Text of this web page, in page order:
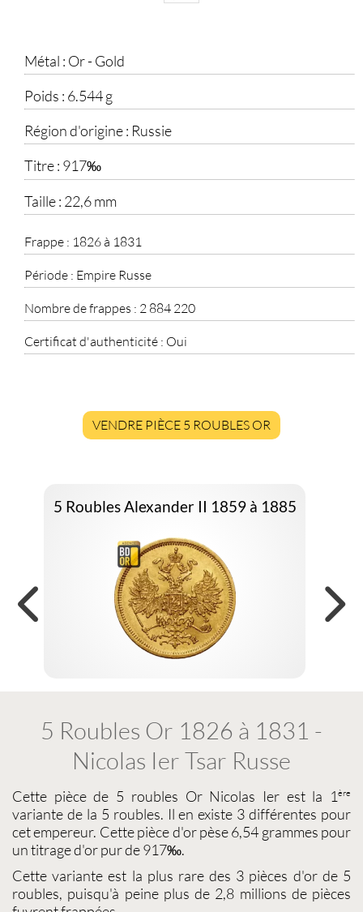
Métal : Or - Gold
Poids : 6.544 g
Région d'origine : Russie
Titre : 917‰
Taille : 22,6 mm
Frappe : 1826 à 1831
Période : Empire Russe
Nombre de frappes : 2 884 220
Certificat d'authenticité : Oui
VENDRE PIÈCE 5 ROUBLES OR
5 Roubles Alexander II 1859 à 1885
5 Roubles Or 1826 à 1831 -
Nicolas Ier Tsar Russe
Cette pièce de 5 roubles Or Nicolas Ierest la 1ère
variante de la 5 roubles. Il en existe 3 différentes pour
cet empereur. Cette pièce d'or pèse 6,54 grammes pour
un titrage d'or pur de 917‰.
Cette variante est la plus rare des 3 pièces d'or de 5
roubles, puisqu'à peine plus de 2,8 millions de pièces